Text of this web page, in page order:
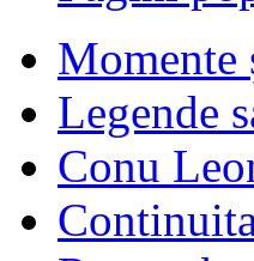
Momente
Legende
Conu